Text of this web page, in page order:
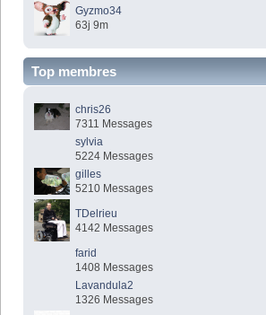
Gyzmo34
63j 9m
Top membres
chris26
7311 Messages
sylvia
5224 Messages
gilles
5210 Messages
TDelrieu
4142 Messages
farid
1408 Messages
Lavandula2
1326 Messages